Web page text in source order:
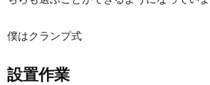
僕はクランプ式
設置作業